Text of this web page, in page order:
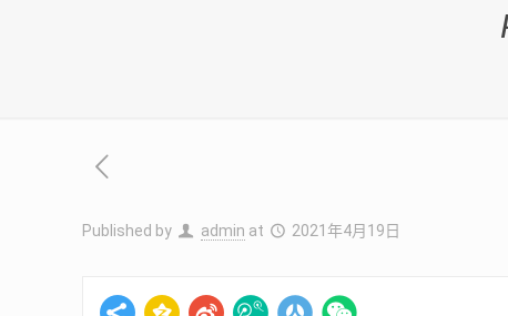
Published by admin at 2021年4月19日